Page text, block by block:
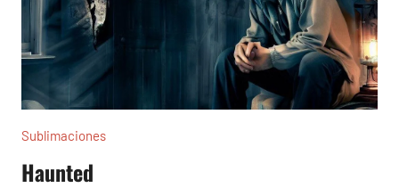
Sublimaciones
Haunted